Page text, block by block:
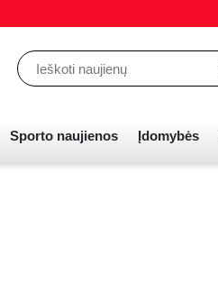
Sporto naujienos Įdomybės